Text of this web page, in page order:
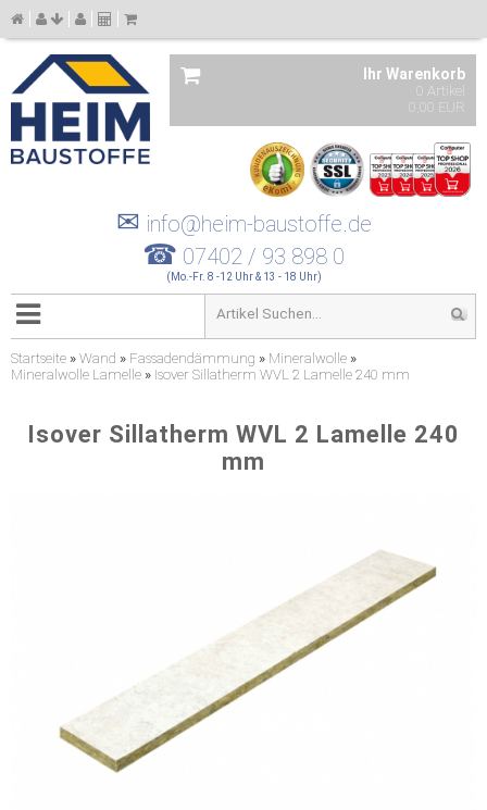
Ihr Warenkorb
0 Artikel
0,00 EUR
✉ info@heim-baustoffe.de
☎ 07402 / 93 898 0
(Mo.-Fr. 8 -12 Uhr & 13 - 18 Uhr)
Startseite » Wand » Fassadendämmung » Mineralwolle »
Mineralwolle Lamelle » Isover Sillatherm WVL 2 Lamelle 240 mm
Isover Sillatherm WVL 2 Lamelle 240
mm